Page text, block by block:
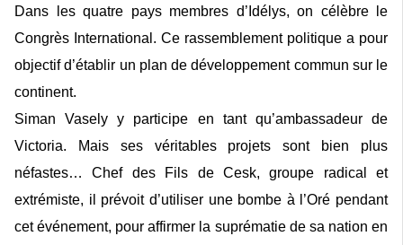
Dans les quatre pays membres d’Idélys, on célèbre le
Congrès International. Ce rassemblement politique a pour
objectif d’établir un plan de développement commun sur le
continent.
Siman Vasely y participe en tant qu’ambassadeur de
Victoria. Mais ses véritables projets sont bien plus
néfastes… Chef des Fils de Cesk, groupe radical et
extrémiste, il prévoit d’utiliser une bombe à l’Oré pendant
cet événement, pour affirmer la suprématie de sa nation en